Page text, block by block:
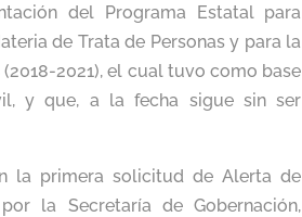
del Programa Estatal para
de Trata de Personas y para la
2021), el cual tuvo como base
y que, a la fecha sigue sin ser
la primera solicitud de Alerta de
la Secretaría de Gobernación,